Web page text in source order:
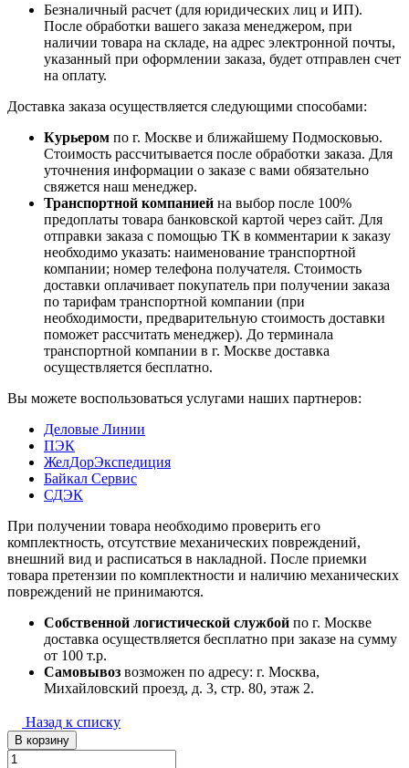
Безналичный расчет (для юридических лиц и ИП).
После обработки вашего заказа менеджером, при
наличии товара на складе, на адрес электронной почты,
указанный при оформлении заказа, будет отправлен счет
на оплату.
Доставка заказа осуществляется следующими способами:
Курьером по г. Москве и ближайшему Подмосковью.
Стоимость рассчитывается после обработки заказа. Для
уточнения информации о заказе с вами обязательно
свяжется наш менеджер.
Транспортной компанией на выбор после 100%
предоплаты товара банковской картой через сайт. Для
отправки заказа с помощью ТК в комментарии к заказу
необходимо указать: наименование транспортной
компании; номер телефона получателя. Стоимость
доставки оплачивает покупатель при получении заказа
по тарифам транспортной компании (при
необходимости, предварительную стоимость доставки
поможет рассчитать менеджер). До терминала
транспортной компании в г. Москве доставка
осуществляется бесплатно.
Вы можете воспользоваться услугами наших партнеров:
Деловые Линии
ПЭК
ЖелДорЭкспедиция
Байкал Сервис
СДЭК
При получении товара необходимо проверить его
комплектность, отсутствие механических повреждений,
внешний вид и расписаться в накладной. После приемки
товара претензии по комплектности и наличию механических
повреждений не принимаются.
Собственной логистической службой по г. Москве
доставка осуществляется бесплатно при заказе на сумму
от 100 т.р.
Самовывоз возможен по адресу: г. Москва,
Михайловский проезд, д. 3, стр. 80, этаж 2.
Назад к списку
В корзину